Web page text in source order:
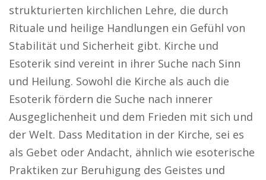
strukturierten kirchlichen Lehre, die durch
Rituale und heilige Handlungen ein Gefühl von
Stabilität und Sicherheit gibt. Kirche und
Esoterik sind vereint in ihrer Suche nach Sinn
und Heilung. Sowohl die Kirche als auch die
Esoterik fördern die Suche nach innerer
Ausgeglichenheit und dem Frieden mit sich und
der Welt. Dass Meditation in der Kirche, sei es
als Gebet oder Andacht, ähnlich wie esoterische
Praktiken zur Beruhigung des Geistes und